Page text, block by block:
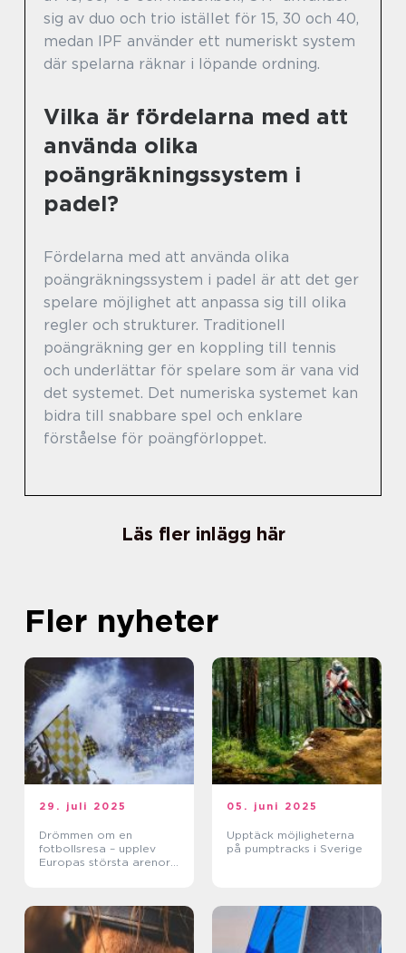
sig av duo och trio istället för 15, 30 och 40,
medan IPF använder ett numeriskt system
där spelarna räknar i löpande ordning.
Vilka är fördelarna med att
använda olika
poängräkningssystem i
padel?
Fördelarna med att använda olika
poängräkningssystem i padel är att det ger
spelare möjlighet att anpassa sig till olika
regler och strukturer. Traditionell
poängräkning ger en koppling till tennis
och underlättar för spelare som är vana vid
det systemet. Det numeriska systemet kan
bidra till snabbare spel och enklare
förståelse för poängförloppet.
Läs fler inlägg här
Fler nyheter
29. juli 2025
Drömmen om en
fotbollsresa – upplev
Europas största arenor
05. juni 2025
Upptäck möjligheterna
på pumptracks i Sverige